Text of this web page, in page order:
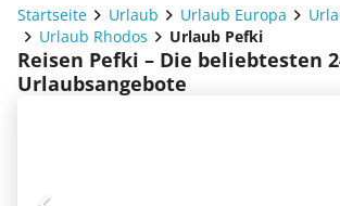
Startseite Urlaub Urlaub Europa
Urlaub Rhodos
Urlaub Pefki
Reisen Pefki – Die beliebtesten
Urlaubsangebote